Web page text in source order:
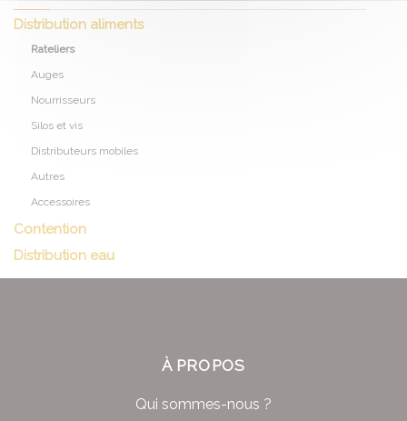
Distribution aliments
Rateliers
Auges
Nourrisseurs
Silos et vis
Distributeurs mobiles
Autres
Accessoires
Contention
Distribution eau
À PROPOS
Qui sommes-nous ?